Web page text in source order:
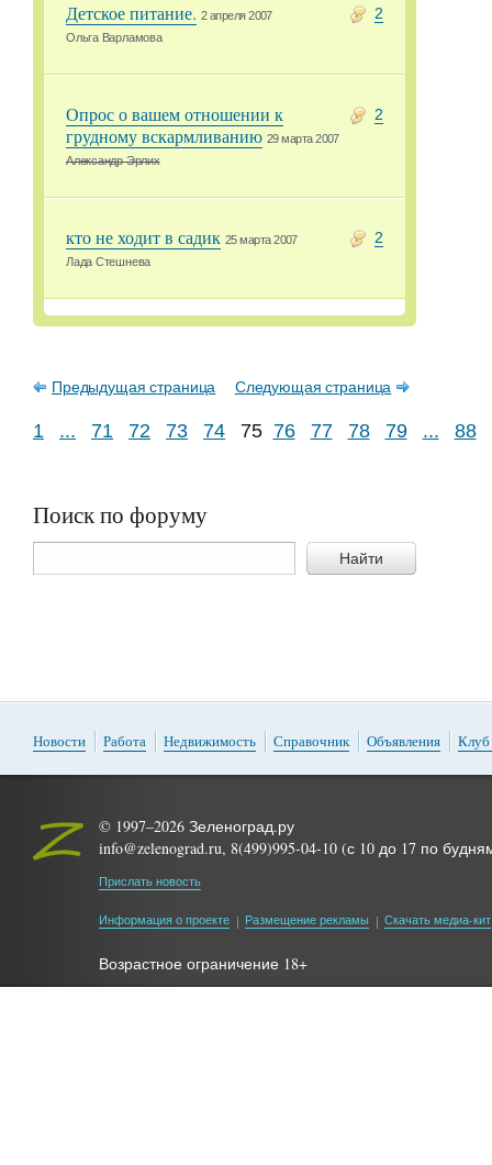
2
Детское питание. 2 апреля 2007
Ольга Варламова
2
Опрос о вашем отношении к
грудному вскармливанию 29 марта 2007
Александр Эрлих
2
кто не ходит в садик 25 марта 2007
Лада Стешнева
Предыдущая страница Следующая страница
1 ... 71 72 73 74 75 76 77 78 79 ... 88
Поиск по форуму
Найти
Новости Работа Недвижимость Справочник Объявления Клуб
© 1997–2026 Зеленоград.ру
info@zelenograd.ru, 8(499)995-04-10 (с 10 до 17 по
Прислать новость
Информация о проекте Размещение рекламы Скачать медиа-кит
Возрастное ограничение 18+